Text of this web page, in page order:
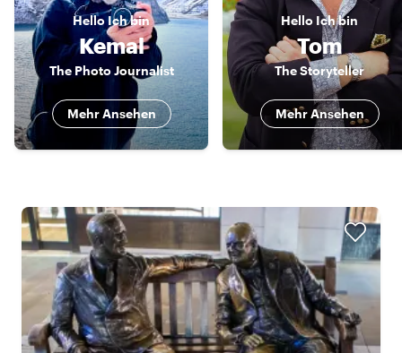
HelloIch bin
Kemal
The Photo Journalist
Mehr Ansehen
Hello Ich bin
Tom
The Storyteller
Mehr Ansehen